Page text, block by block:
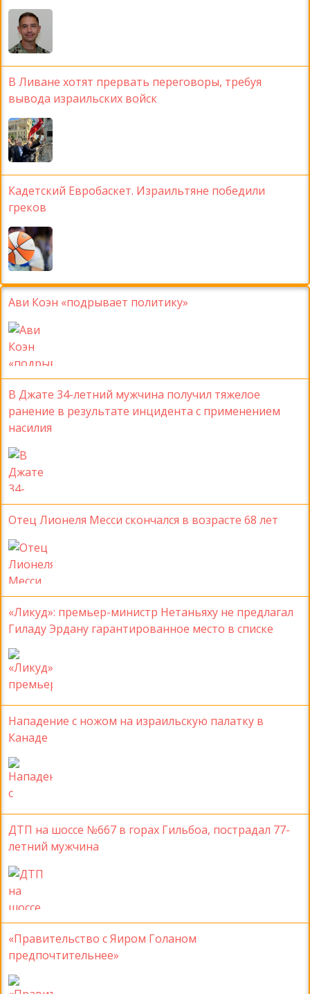
В Ливане хотят прервать переговоры, требуя
вывода израильских войск
Кадетский Евробаскет. Израильтяне победили
греков
Ави Коэн «подрывает политику»
В Джате 34-летний мужчина получил тяжелое
ранение в результате инцидента с применением
насилия
Отец Лионеля Месси скончался в возрасте 68 лет
«Ликуд»: премьер-министр Нетаньяху не предлагал
Гиладу Эрдану гарантированное место в списке
Нападение с ножом на израильскую палатку в
Канаде
ДТП на шоссе №667 в горах Гильбоа, пострадал 77-
летний мужчина
«Правительство с Яиром Голаном
предпочтительнее»